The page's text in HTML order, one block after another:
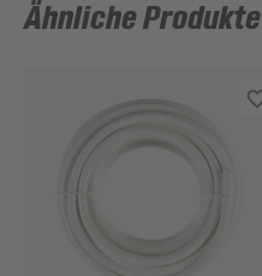
Ähnliche Produkte